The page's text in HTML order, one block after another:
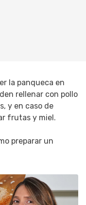
la panqueca en
rellenar con pollo
y en caso de
frutas y miel.
preparar un